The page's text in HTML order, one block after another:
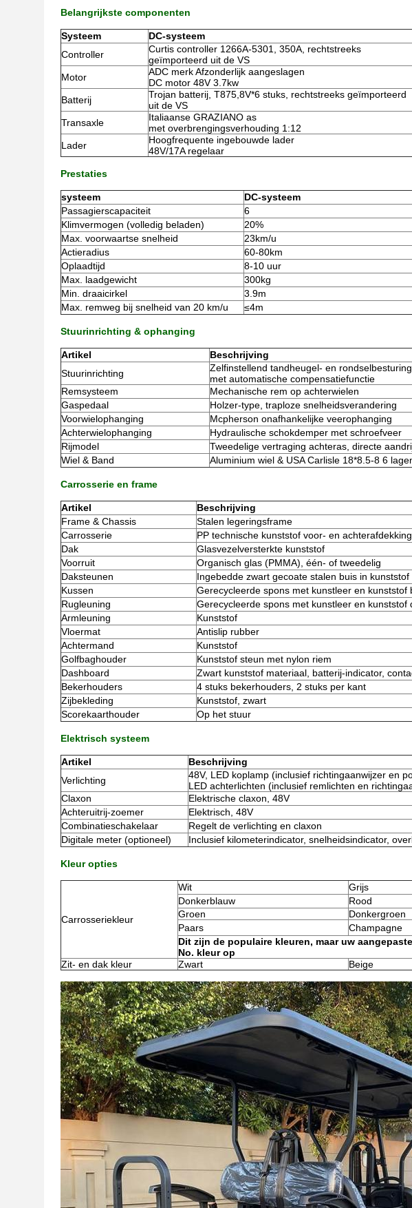
Belangrijkste componenten
Systeem DC-systeem
Controller
Curtis controller 1266A-5301, 350A, rechtstreeks
geïmporteerd uit de VS
Motor
ADC merk Afzonderlijk aangeslagen
DC motor 48V 3.7kw
Batterij
Trojan batterij, T875,8V*6 stuks, rechtstreeks geïmporteerd
uit de VS
Transaxle
Italiaanse GRAZIANO as
met overbrengingsverhouding 1:12
Lader
Hoogfrequente ingebouwde lader
48V/17A regelaar
Prestaties
systeem DC-systeem
Passagierscapaciteit
6
Klimvermogen (volledig beladen)
20%
Max. voorwaartse snelheid
23km/u
Actieradius
60-80km
Oplaadtijd
8-10 uur
Max. laadgewicht
300kg
Min. draaicirkel
3.9m
Max. remweg bij snelheid van 20 km/u
≤4m
Stuurinrichting & ophanging
Artikel
Beschrijving
Stuurinrichting
Zelfinstellend tandheugel- en
met automatische compensatiefunctie
Remsysteem
Mechanische rem op achterwielen
Gaspedaal
Holzer-type, traploze snelheidsverandering
Voorwielophanging
Mcpherson onafhankelijke veerophanging
Achterwielophanging
Hydraulische schokdemper met schroefveer
Rijmodel
Tweedelige vertraging achteras, directe
Wiel & Band
Aluminium wiel & USA Carlisle 18*8.5-8 6
Carrosserie en frame
Artikel
Beschrijving
Frame & Chassis
Stalen legeringsframe
Carrosserie
PP technische kunststof voor- en
Dak
Glasvezelversterkte kunststof
Voorruit
Organisch glas (PMMA), één- of tweedelig
Daksteunen
Ingebedde zwart gecoate stalen buis in kunststof
Kussen
Gerecycleerde spons met kunstleer en kunststof
Rugleuning
Gerecycleerde spons met kunstleer en kunststof
Armleuning
Kunststof
Vloermat
Antislip rubber
Achtermand
Kunststof
Golfbaghouder
Kunststof steun met nylon riem
Dashboard
Zwart kunststof materiaal, batterij-indicator,
Bekerhouders
4 stuks bekerhouders, 2 stuks per kant
Zijbekleding
Kunststof, zwart
Scorekaarthouder
Op het stuur
Elektrisch systeem
Artikel
Beschrijving
Verlichting
48V, LED koplamp (inclusief richtingaanwijzer en
LED achterlichten (inclusief remlichten en
Claxon
Elektrische claxon, 48V
Achteruitrij-zoemer
Elektrisch, 48V
Combinatieschakelaar
Regelt de verlichting en claxon
Digitale meter (optioneel)
Inclusief kilometerindicator, snelheidsindicator,
Kleur opties
Carrosseriekleur
Wit Grijs
Donkerblauw
Rood
Groen
Donkergroen
Paars
Champagne
Dit zijn de populaire kleuren, maar uw
No. kleur op
Zit- en dak kleur
Zwart Beige